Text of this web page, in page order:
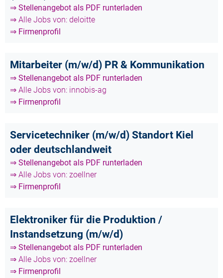
⇒ Stellenangebot als PDF runterladen
⇒ Alle Jobs von: deloitte
⇒ Firmenprofil
Mitarbeiter (m/w/d) PR & Kommunikation
⇒ Stellenangebot als PDF runterladen
⇒ Alle Jobs von: innobis-ag
⇒ Firmenprofil
Servicetechniker (m/w/d) Standort Kiel
oder deutschlandweit
⇒ Stellenangebot als PDF runterladen
⇒ Alle Jobs von: zoellner
⇒ Firmenprofil
Elektroniker für die Produktion /
Instandsetzung (m/w/d)
⇒ Stellenangebot als PDF runterladen
⇒ Alle Jobs von: zoellner
⇒ Firmenprofil